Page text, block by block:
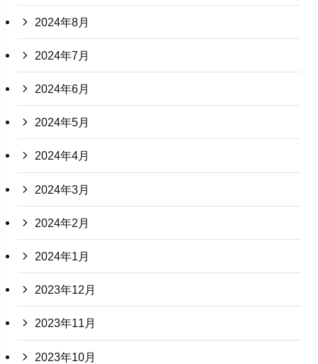
2024年8月
2024年7月
2024年6月
2024年5月
2024年4月
2024年3月
2024年2月
2024年1月
2023年12月
2023年11月
2023年10月